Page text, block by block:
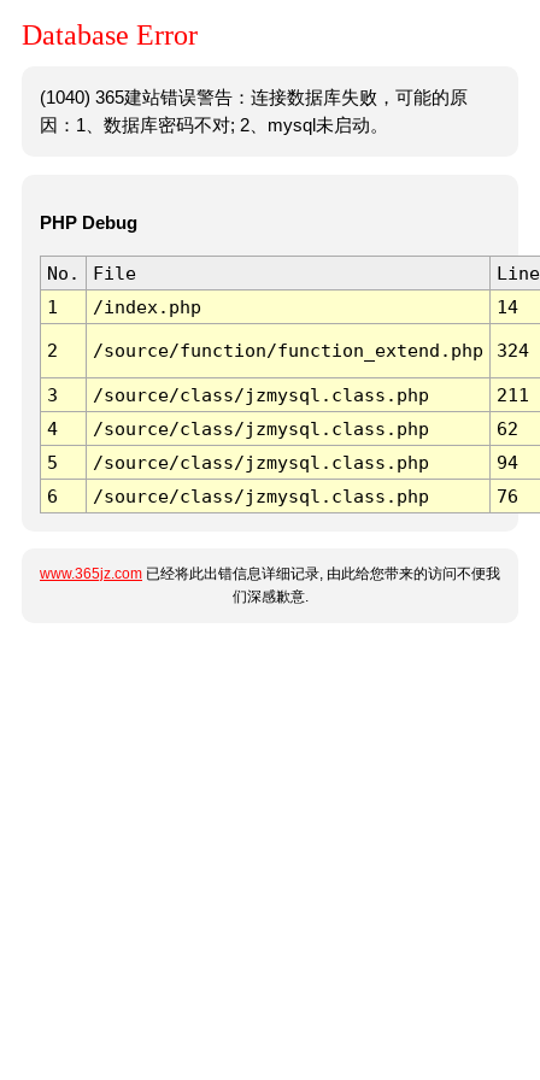
Database Error
(1040) 365建站错误警告：连接数据库失败，可能的原
因：1、数据库密码不对; 2、mysql未启动。
PHP Debug
No. File
Line
1
/index.php 14
2 /source/function/function_extend.php 324
3 /source/class/jzmysql.class.php
211
4
/source/class/jzmysql.class.php
62
5
/source/class/jzmysql.class.php
94
6
/source/class/jzmysql.class.php 76
www.365jz.com 已经将此出错信息详细记录, 由此给您带来的访问不便我
们深感歉意.